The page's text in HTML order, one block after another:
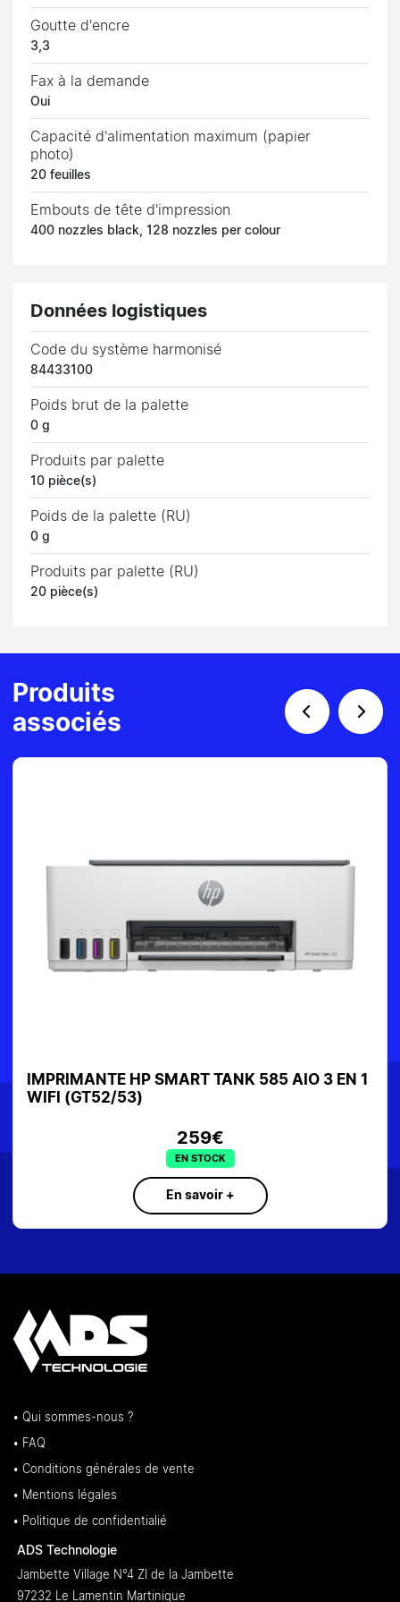
Goutte d'encre
3,3
Fax à la demande
Oui
Capacité d'alimentation maximum (papier
photo)
20 feuilles
Embouts de tête d'impression
400 nozzles black, 128 nozzles per colour
Données logistiques
Code du système harmonisé
84433100
Poids brut de la palette
0 g
Produits par palette
10 pièce(s)
Poids de la palette (RU)
0 g
Produits par palette (RU)
20 pièce(s)
Produits
associés
IMPRIMANTE HP SMART TANK 585 AIO 3 EN 1
WIFI (GT52/53)
259€
EN STOCK
En savoir +
• Qui sommes-nous ?
• FAQ
• Conditions générales de vente
• Mentions légales
• Politique de confidentialié
ADS Technologie
Jambette Village N°4 ZI de la Jambette
97232 Le Lamentin Martinique